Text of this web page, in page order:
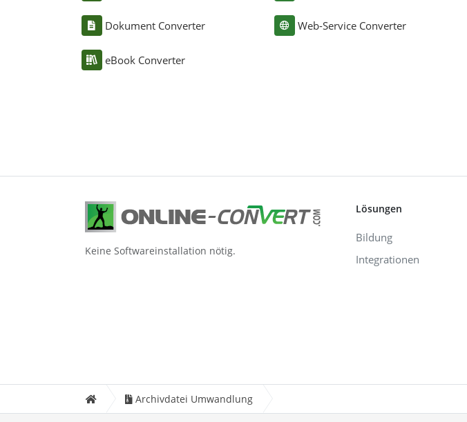
Dokument Converter
eBook Converter
Web-Service Converter
Keine Softwareinstallation nötig.
Lösungen
Bildung
Integrationen
Archivdatei Umwandlung